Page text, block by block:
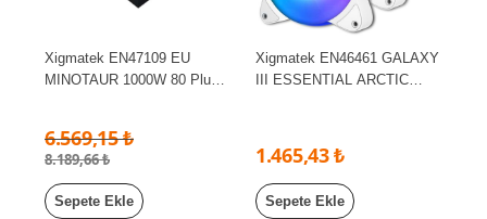
Xigmatek EN47109 EU
MINOTAUR 1000W 80 Plus
Power Supply (Outlet)
6.569,15 ₺
8.189,66 ₺
Sepete Ekle
Xigmatek EN46461 GALAXY
III ESSENTIAL ARCTIC
Beyaz Kasa Fan Kiti
1.465,43 ₺
Sepete Ekle